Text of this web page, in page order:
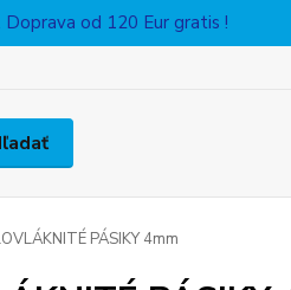
Doprava od 120 Eur gratis !
PÁSIKY 4mm